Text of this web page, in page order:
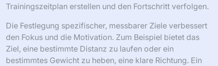
Trainingszeitplan erstellen und den Fortschritt verfolgen.
Die Festlegung spezifischer, messbarer Ziele verbessert
den Fokus und die Motivation. Zum Beispiel bietet das
Ziel, eine bestimmte Distanz zu laufen oder ein
bestimmtes Gewicht zu heben, eine klare Richtung. Ein